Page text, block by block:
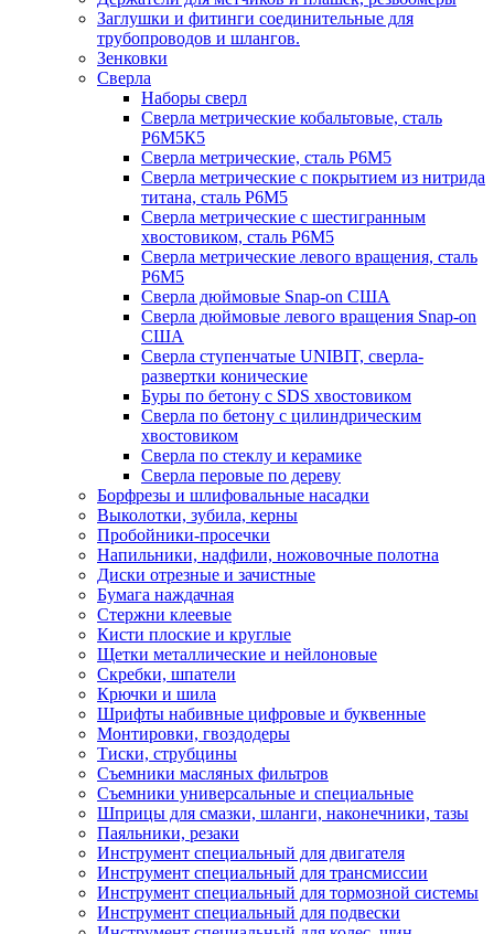
Заглушки и фитинги соединительные для
трубопроводов и шлангов.
Зенковки
Сверла
Наборы сверл
Сверла метрические кобальтовые, сталь
Р6М5К5
Сверла метрические, сталь Р6М5
Сверла метрические с покрытием из нитрида
титана, сталь Р6М5
Сверла метрические с шестигранным
хвостовиком, сталь Р6М5
Сверла метрические левого вращения, сталь
Р6М5
Сверла дюймовые Snap-on США
Сверла дюймовые левого вращения Snap-on
США
Сверла ступенчатые UNIBIT, сверла-
развертки конические
Буры по бетону с SDS хвостовиком
Сверла по бетону с цилиндрическим
хвостовиком
Сверла по стеклу и керамике
Сверла перовые по дереву
Борфрезы и шлифовальные насадки
Выколотки, зубила, керны
Пробойники-просечки
Напильники, надфили, ножовочные полотна
Диски отрезные и зачистные
Бумага наждачная
Стержни клеевые
Кисти плоские и круглые
Щетки металлические и нейлоновые
Скребки, шпатели
Крючки и шила
Шрифты набивные цифровые и буквенные
Монтировки, гвоздодеры
Тиски, струбцины
Съемники масляных фильтров
Съемники универсальные и специальные
Шприцы для смазки, шланги, наконечники, тазы
Паяльники, резаки
Инструмент специальный для двигателя
Инструмент специальный для трансмиссии
Инструмент специальный для тормозной системы
Инструмент специальный для подвески